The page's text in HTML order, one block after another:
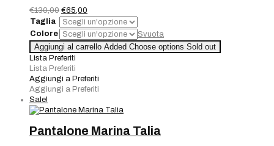
€130,00 Il
prezzo
originale
era:
€130,00.
€65,00
prezzo
attuale
è:
€65,00.
Taglia
Colore
Svuota
Camicia
Marina
Talia
quantità
Aggiungi al carrello Added Choose options Sold out
Lista Preferiti
Lista Preferiti
Aggiungi a Preferiti
Aggiungi a Preferiti
Sale!
Pantalone Marina Talia